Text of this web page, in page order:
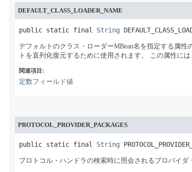
DEFAULT_CLASS_LOADER_NAME
public static final String
デフォルトのクラス・ローダーMBean名を指定する属性
トを直列化復元するために使用されます。
この属性には
関連項目:
定数フィールド値
PROTOCOL_PROVIDER_PACKAGES
public static final String
プロトコル・ハンドラの検索時に照会されるプロバイダ